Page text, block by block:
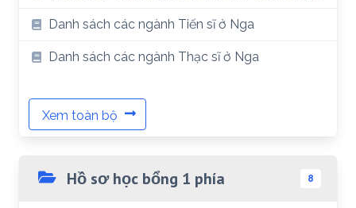
Danh sách các ngành Tiến sĩ ở Nga
Danh sách các ngành Thạc sĩ ở Nga
Xem toàn bộ
Hồ sơ học bổng 1 phía 8